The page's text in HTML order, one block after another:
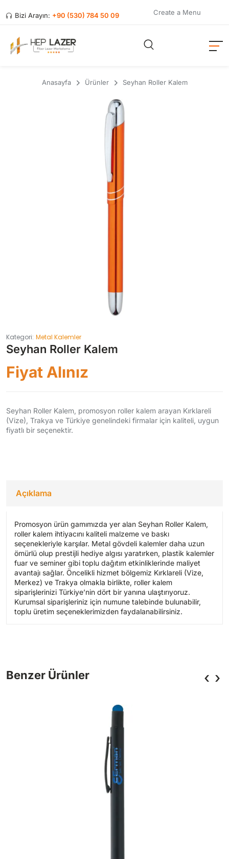
Bizi Arayın: +90 (530) 784 50 09 Create a Menu
Anasayfa Ürünler Seyhan Roller Kalem
Kategori: Metal Kalemler
Seyhan Roller Kalem
Fiyat Alınız
Seyhan Roller Kalem, promosyon roller kalem arayan Kırklareli
(Vize), Trakya ve Türkiye genelindeki firmalar için kaliteli, uygun
fiyatlı bir seçenektir.
Açıklama
Promosyon ürün gamımızda yer alan Seyhan Roller Kalem,
roller kalem ihtiyacını kaliteli malzeme ve baskı
seçenekleriyle karşılar. Metal gövdeli kalemler daha uzun
ömürlü olup prestijli hediye algısı yaratırken, plastik kalemler
fuar ve seminer gibi toplu dağıtım etkinliklerinde maliyet
avantajı sağlar. Öncelikli hizmet bölgemiz Kırklareli (Vize,
Merkez) ve Trakya olmakla birlikte, roller kalem
siparişlerinizi Türkiye’nin dört bir yanına ulaştırıyoruz.
Kurumsal siparişleriniz için numune talebinde bulunabilir,
toplu üretim seçeneklerimizden faydalanabilirsiniz.
‹ ›